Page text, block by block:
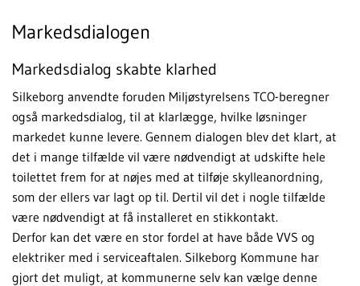
Markedsdialogen
Markedsdialog skabte klarhed
Silkeborg anvendte foruden Miljøstyrelsens TCO-beregner
også markedsdialog, til at klarlægge, hvilke løsninger
markedet kunne levere. Gennem dialogen blev det klart, at
det i mange tilfælde vil være nødvendigt at udskifte hele
toilettet frem for at nøjes med at tilføje skylleanordning,
som der ellers var lagt op til. Dertil vil det i nogle tilfælde
være nødvendigt at få installeret en stikkontakt.
Derfor kan det være en stor fordel at have både VVS og
elektriker med i serviceaftalen. Silkeborg Kommune har
gjort det muligt, at kommunerne selv kan vælge denne